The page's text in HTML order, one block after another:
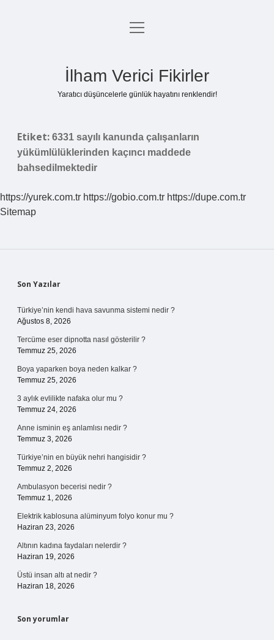
Anasayfa
menüyü
İlham Verici Fikirler
Yaratıcı düşüncelerle günlük hayatını renklendir!
Etiket: 6331 sayılı kanunda çalışanların
yükümlülüklerinden kaçıncı maddede
bahsedilmektedir
https://yurek.com.tr https://gobio.com.tr https://dupe.com.tr
Sitemap
Sidebar
Son Yazılar
Türkiye’nin kendi hava savunma sistemi nedir ?
Ağustos 8, 2026
Tercüme eser dipnotta nasıl gösterilir ?
Temmuz 25, 2026
Boya yaparken boya neden kalkar ?
Temmuz 25, 2026
3 aylık evlilikte nafaka olur mu ?
Temmuz 24, 2026
Anne isminin eş anlamlısı nedir ?
Temmuz 3, 2026
Türkiye’nin en büyük nehri hangisidir ?
Temmuz 2, 2026
Ambulasyon becerisi nedir ?
Temmuz 1, 2026
Elektrik kablosuna alüminyum folyo konur mu ?
Haziran 23, 2026
Altının kadına faydaları nelerdir ?
Haziran 19, 2026
Üstü insan altı at nedir ?
Haziran 18, 2026
Son yorumlar